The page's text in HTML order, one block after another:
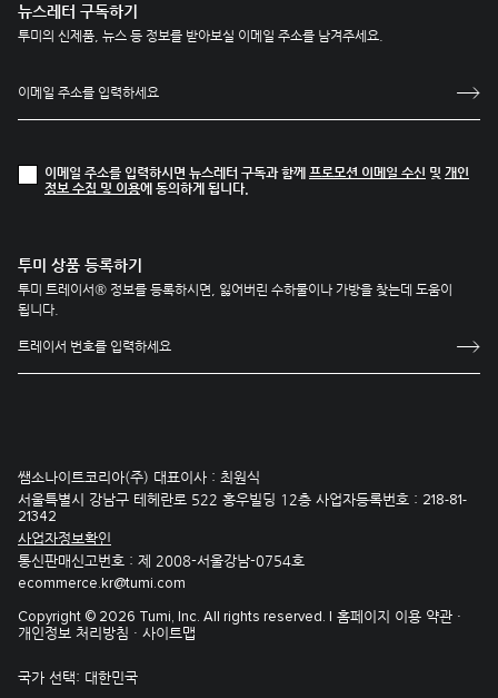
뉴스레터 구독하기
투미의 신제품, 뉴스 등 정보를 받아보실 이메일 주소를 남겨주세요.
이메일 주소를 입력하시면 뉴스레터 구독과 함께 프로모션 이메일 수신 및 개인
정보 수집 및 이용에 동의하게 됩니다.
투미 상품 등록하기
투미 트레이서® 정보를 등록하시면, 잃어버린 수하물이나 가방을 찾는데 도움이
됩니다.
쌤소나이트코리아(주) 대표이사 : 최원식
서울특별시 강남구 테헤란로 522 홍우빌딩 12층 사업자등록번호 : 218-81-
21342
사업자정보확인
통신판매신고번호 : 제 2008-서울강남-0754호
ecommerce.kr@tumi.com
Copyright © 2026 Tumi, Inc. All rights reserved. |
홈페이지 이용 약관 ·
개인정보 처리방침 · 사이트맵
국가 선택: 대한민국